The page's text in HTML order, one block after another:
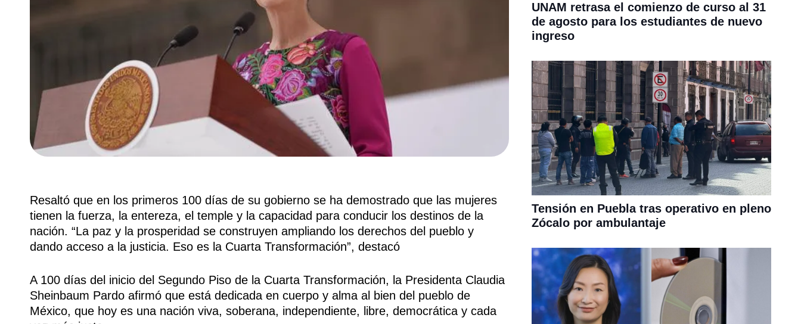
Resaltó que en los primeros 100 días de su gobierno se ha demostrado que las mujeres
tienen la fuerza, la entereza, el temple y la capacidad para conducir los destinos de la
nación. “La paz y la prosperidad se construyen ampliando los derechos del pueblo y
dando acceso a la justicia. Eso es la Cuarta Transformación”, destacó
A 100 días del inicio del Segundo Piso de la Cuarta Transformación, la Presidenta Claudia
Sheinbaum Pardo afirmó que está dedicada en cuerpo y alma al bien del pueblo de
México, que hoy es una nación viva, soberana, independiente, libre, democrática y cada
UNAM retrasa el comienzo de curso al 31
de agosto para los estudiantes de nuevo
ingreso
Tensión en Puebla tras operativo en pleno
Zócalo por ambulantaje